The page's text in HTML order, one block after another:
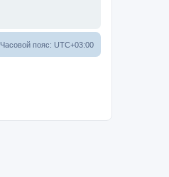
Часовой пояс: UTC+03:00